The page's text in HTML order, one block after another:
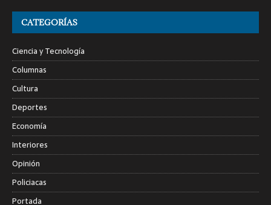
CATEGORÍAS
Ciencia y Tecnología
Columnas
Cultura
Deportes
Economía
Interiores
Opinión
Policiacas
Portada